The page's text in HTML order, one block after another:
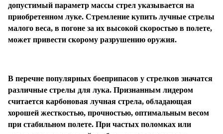
допустимый параметр массы стрел указывается на
приобретенном луке. Стремление купить лучные стрелы
малого веса, в погоне за их высокой скоростью в полете,
может привести скорому разрушению оружия.
В перечне популярных боеприпасов у стрелков значатся
различные стрелы для лука. Признанным лидером
считается карбоновая лучная стрела, обладающая
хорошей жесткостью, прочностью, оптимальным весом
при стабильном полете. При частых поломках или